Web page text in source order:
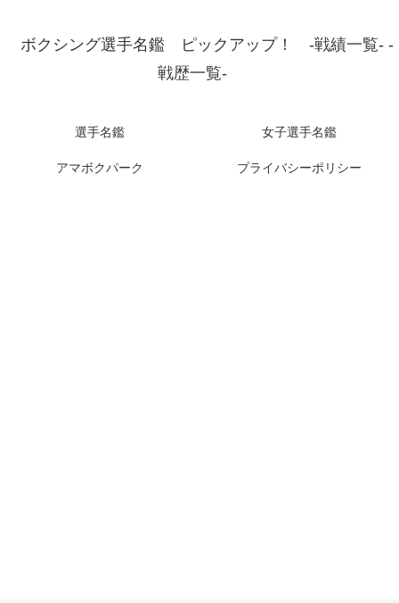
ボクシング選手名鑑 ピックアップ！ -戦績一覧- -
戦歴一覧-
選手名鑑 女子選手名鑑
アマボクパーク プライバシーポリシー